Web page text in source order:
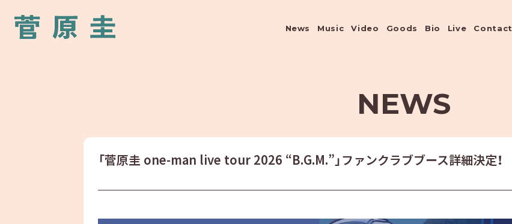
News Music Video Goods Bio Live Contact
NEWS
「菅原圭 one-man live tour 2026 “B.G.M.”」ファンクラブブース詳細決定！